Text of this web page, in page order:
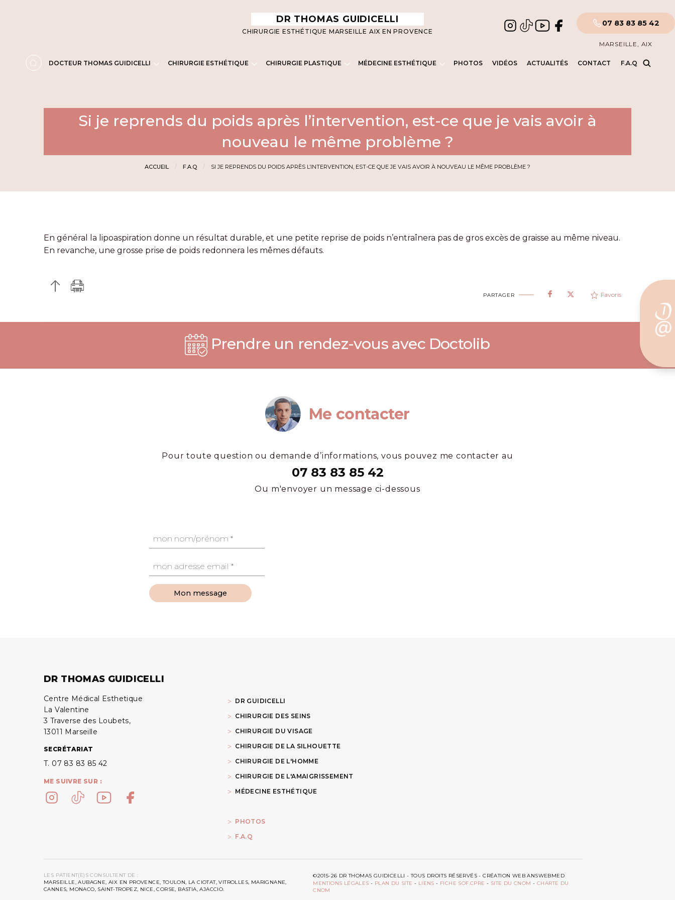
DR THOMAS GUIDICELLI
CHIRURGIE ESTHÉTIQUE MARSEILLE AIX EN PROVENCE
07 83 83 85 42
MARSEILLE, AIX
DOCTEUR THOMAS GUIDICELLI CHIRURGIE ESTHÉTIQUE CHIRURGIE PLASTIQUE MÉDECINE ESTHÉTIQUE PHOTOS VIDÉOS ACTUALITÉS CONTACT F.A.Q
Si je reprends du poids après l’intervention, est-ce que je vais avoir à
nouveau le même problème ?
ACCUEIL F.A.Q SI JE REPRENDS DU POIDS APRÈS L’INTERVENTION, EST-CE QUE JE VAIS AVOIR À NOUVEAU LE MÊME PROBLÈME ?
En général la lipoaspiration donne un résultat durable, et une petite reprise de poids n’entraînera pas de gros excès de graisse au même niveau.
En revanche, une grosse prise de poids redonnera les mêmes défauts.
PARTAGER Favoris
Prendre un rendez-vous avec Doctolib
Me contacter
Pour toute question ou demande d’informations, vous pouvez me contacter au
07 83 83 85 42
Ou m'envoyer un message ci-dessous
Mon message
DR THOMAS GUIDICELLI
Centre Médical Esthetique
La Valentine
3 Traverse des Loubets,
13011 Marseille
SECRÉTARIAT
T. 07 83 83 85 42
ME SUIVRE SUR :
DR GUIDICELLI
CHIRURGIE DES SEINS
CHIRURGIE DU VISAGE
CHIRURGIE DE LA SILHOUETTE
CHIRURGIE DE L'HOMME
CHIRURGIE DE L'AMAIGRISSEMENT
MÉDECINE ESTHÉTIQUE
PHOTOS
F.A.Q
LES PATIENT(E)S CONSULTENT DE :
MARSEILLE, AUBAGNE, AIX EN PROVENCE, TOULON, LA CIOTAT, VITROLLES, MARIGNANE,
CANNES, MONACO, SAINT-TROPEZ, NICE, CORSE, BASTIA, AJACCIO.
©2015-26 DR THOMAS GUIDICELLI - TOUS DROITS RÉSERVÉS - CRÉATION WEB ANSWEBMED
MENTIONS LÉGALES - PLAN DU SITE - LIENS - FICHE SOF.CPRE - SITE DU CNOM - CHARTE DU
CNOM